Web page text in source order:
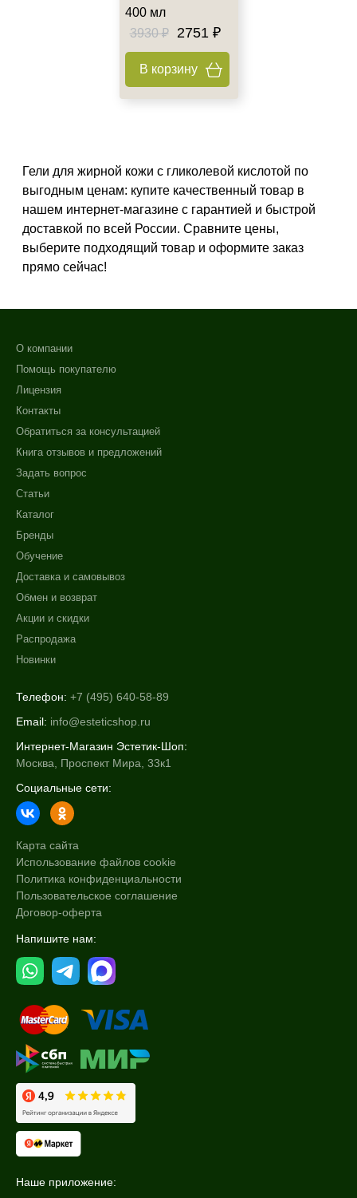
Показать еще
Результат
Веки
Декольте
Лицо
Показать еще
Объём
50 мл
100 мл
120 мл
Показать еще
Ингредиенты
AHA-кислоты
Алоэ
Аминокислоты
Ежедневный
Процедура
Пилинг
400 мл
3930 ₽
2751 ₽
В корзину
Гели для жирной кожи с гликолевой кислотой по
выгодным ценам: купите качественный товар в
нашем интернет-магазине с гарантией и быстрой
доставкой по всей России. Сравните цены,
выберите подходящий товар и оформите заказ
прямо сейчас!
О компании
Помощь покупателю
Лицензия
Контакты
Обратиться за консультацией
Книга отзывов и предложений
Задать вопрос
Статьи
Каталог
Бренды
Обучение
Доставка и самовывоз
Обмен и возврат
Акции и скидки
Распродажа
Новинки
Телефон: +7 (495) 640-58-89
Email: info@esteticshop.ru
Интернет-Магазин Эстетик-Шоп:
Москва, Проспект Мира, 33к1
Социальные сети:
Карта сайта
Использование файлов cookie
Политика конфиденциальности
Пользовательское соглашение
Договор-оферта
Напишите нам:
Наше приложение:
+7 (929) 933-09-89